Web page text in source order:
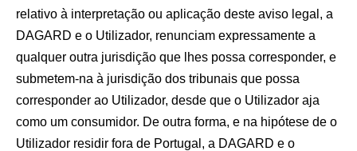
relativo à interpretação ou aplicação deste aviso legal, a
DAGARD e o Utilizador, renunciam expressamente a
qualquer outra jurisdição que lhes possa corresponder, e
submetem-na à jurisdição dos tribunais que possa
corresponder ao Utilizador, desde que o Utilizador aja
como um consumidor. De outra forma, e na hipótese de o
Utilizador residir fora de Portugal, a DAGARD e o